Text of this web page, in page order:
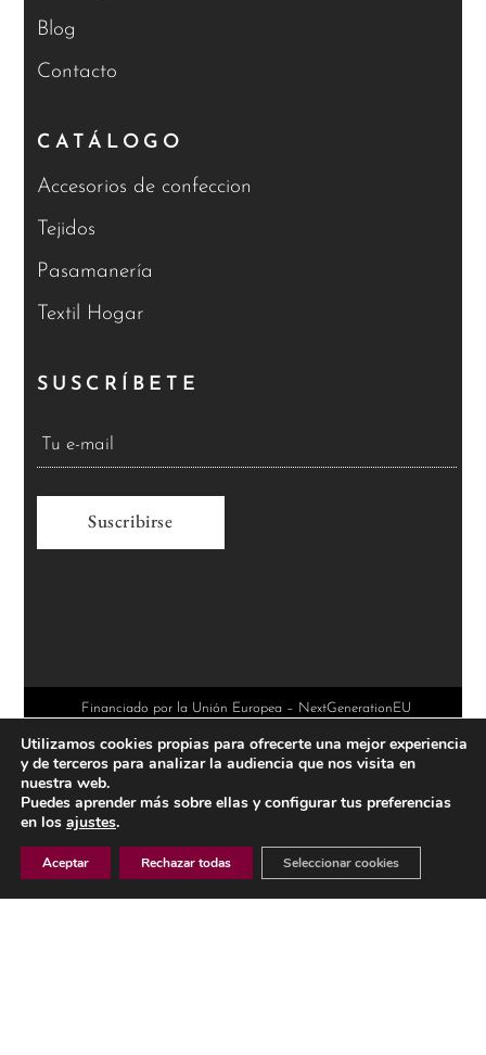
Blog
Contacto
CATÁLOGO
Accesorios de confeccion
Tejidos
Pasamanería
Textil Hogar
SUSCRÍBETE
n
a
t
Financiado por la Unión Europea – NextGenerationEU
Utilizamos cookies propias para ofrecerte una mejor experiencia
y de terceros para analizar la audiencia que nos visita en
nuestra web.
Puedes aprender más sobre ellas y configurar tus preferencias
en los ajustes.
Aceptar Rechazar todas Seleccionar cookies